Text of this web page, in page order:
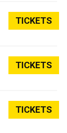
TICKETS
TICKETS
TICKETS